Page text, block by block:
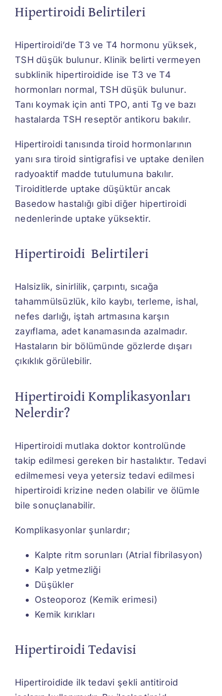
Hipertiroidi Belirtileri
Hipertiroidi’de T3 ve T4 hormonu yüksek,
TSH düşük bulunur. Klinik belirti vermeyen
subklinik hipertiroidide ise T3 ve T4
hormonları normal, TSH düşük bulunur.
Tanı koymak için anti TPO, anti Tg ve bazı
hastalarda TSH reseptör antikoru bakılır.
Hipertiroidi tanısında tiroid hormonlarının
yanı sıra tiroid sintigrafisi ve uptake denilen
radyoaktif madde tutulumuna bakılır.
Tiroiditlerde uptake düşüktür ancak
Basedow hastalığı gibi diğer hipertiroidi
nedenlerinde uptake yüksektir.
Hipertiroidi Belirtileri
Halsizlik, sinirlilik, çarpıntı, sıcağa
tahammülsüzlük, kilo kaybı, terleme, ishal,
nefes darlığı, iştah artmasına karşın
zayıflama, adet kanamasında azalmadır.
Hastaların bir bölümünde gözlerde dışarı
çıkıklık görülebilir.
Hipertiroidi Komplikasyonları
Nelerdir?
Hipertiroidi mutlaka doktor kontrolünde
takip edilmesi gereken bir hastalıktır. Tedavi
edilmemesi veya yetersiz tedavi edilmesi
hipertiroidi krizine neden olabilir ve ölümle
bile sonuçlanabilir.
Komplikasyonlar şunlardır;
Kalpte ritm sorunları (Atrial fibrilasyon)
Kalp yetmezliği
Düşükler
Osteoporoz (Kemik erimesi)
Kemik kırıkları
Hipertiroidi Tedavisi
Hipertiroidide ilk tedavi şekli antitiroid